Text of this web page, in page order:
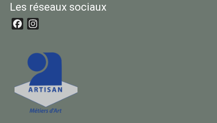
Les réseaux sociaux
Facebook